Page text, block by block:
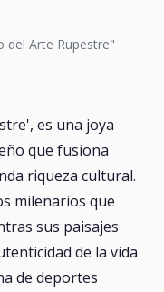
del Arte Rupestre"
es una joya
que fusiona
riqueza cultural.
milenarios que
sus paisajes
de la vida
de deportes